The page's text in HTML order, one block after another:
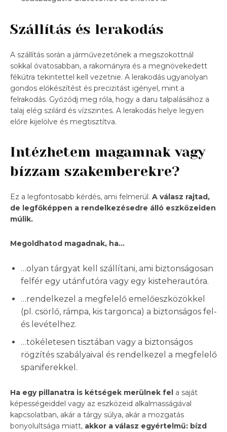
Szállítás és lerakodás
A szállítás során a járművezetőnek a megszokottnál
sokkal óvatosabban, a rakományra és a megnövekedett
fékútra tekintettel kell vezetnie. A lerakodás ugyanolyan
gondos előkészítést és precizitást igényel, mint a
felrakodás. Győződj meg róla, hogy a daru talpalásához a
talaj elég szilárd és vízszintes. A lerakodás helye legyen
előre kijelölve és megtisztítva.
Intézhetem magamnak vagy
bízzam szakemberekre?
Ez a legfontosabb kérdés, ami felmerül. A válasz rajtad,
de legfőképpen a rendelkezésedre álló eszközeiden
múlik.
Megoldhatod magadnak, ha…
…olyan tárgyat kell szállítani, ami biztonságosan
felfér egy utánfutóra vagy egy kisteherautóra.
…rendelkezel a megfelelő emelőeszközökkel
(pl. csörlő, rámpa, kis targonca) a biztonságos fel-
és levételhez.
…tökéletesen tisztában vagy a biztonságos
rögzítés szabályaival és rendelkezel a megfelelő
spaniferekkel.
Ha egy pillanatra is kétségek merülnek fel a saját
képességeiddel vagy az eszközeid alkalmasságával
kapcsolatban, akár a tárgy súlya, akár a mozgatás
bonyolultsága miatt, akkor a válasz egyértelmű: bízd